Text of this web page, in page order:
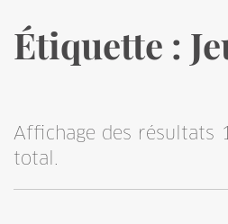
Vidéos
Étiquette :
Affichage des résultats
total.